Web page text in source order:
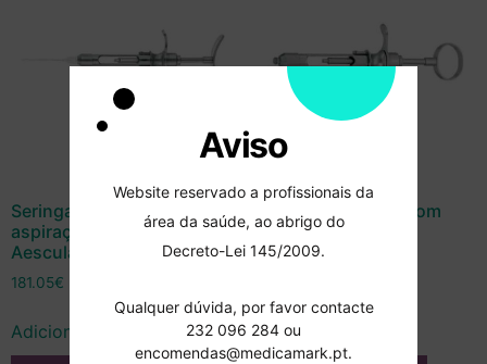
Seringa anestesia com
aspiração SL118R –
Aesculap
181.05€
Adicionar
Seringa anestesia com
aspiração SL018R –
Aesculap
Adicionar
Aviso
Website reservado a profissionais da
área da saúde, ao abrigo do
Decreto-Lei 145/2009.
Qualquer dúvida, por favor contacte
232 096 284 ou
encomendas@medicamark.pt.